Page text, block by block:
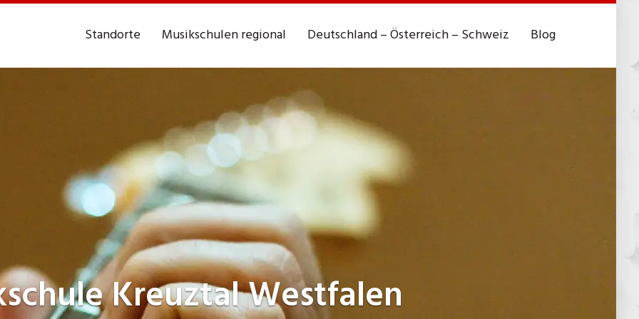
Standorte Musikschulen regional Deutschland – Österreich – Schweiz Blog
Kreuztal Westfalen